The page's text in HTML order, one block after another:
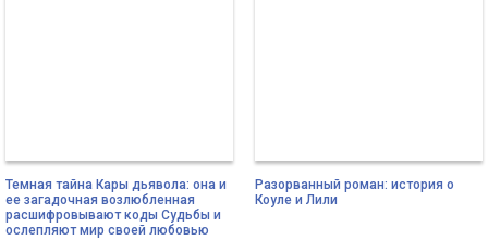
Темная тайна Кары дьявола: она и
ее загадочная возлюбленная
расшифровывают коды Судьбы и
ослепляют мир своей любовью
Разорванный роман: история о
Коуле и Лили